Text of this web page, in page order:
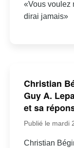
«Vous voulez
dirai jamais»
Christian
Guy A.
et sa
Publié le mardi
Christian